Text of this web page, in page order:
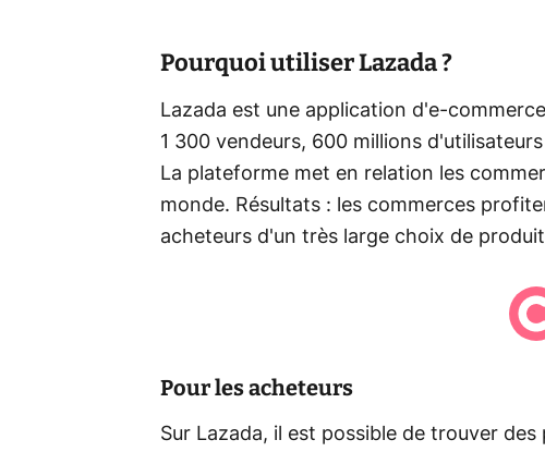
Pourquoi utiliser Lazada ?
Lazada est une application d'e-
1 300 vendeurs, 600 millions
La plateforme met en relation les
monde. Résultats : les commerces
acheteurs d'un très large choix de
Pour les acheteurs
Sur Lazada, il est possible de trouver